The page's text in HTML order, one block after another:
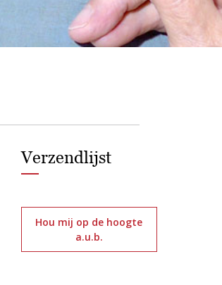
Verzendlijst
Hou mij op de hoogte
a.u.b.